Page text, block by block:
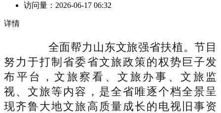
访问量： 2026-06-17 06:32
详情
全面帮力山东文旅强省扶植。节目
努力于打制省委省文旅政策的权势巨子发
布平台，文旅察看、文旅办事、文旅监
视、文旅等内容，是全省唯逐个档全景呈
现齐鲁大地文旅高质量成长的电视旧事资